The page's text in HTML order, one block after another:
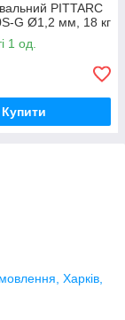
PITTARC
G Ø1,2 мм, 18 кг
1 од.
Купити
Харків,